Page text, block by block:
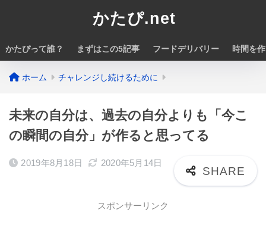
かたぴ.net
かたぴって誰？ まずはこの5記事 フードデリバリー 時間を
ホーム チャレンジし続けるために
未来の自分は、過去の自分よりも「今こ
の瞬間の自分」が作ると思ってる
2019年8月18日 2020年5月14日
スポンサーリンク